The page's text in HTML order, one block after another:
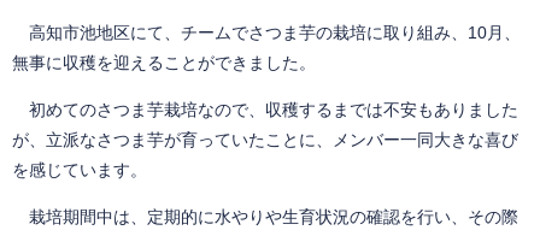
高知市池地区にて、チームでさつま芋の栽培に取り組み、10月、
無事に収穫を迎えることができました。
初めてのさつま芋栽培なので、収穫するまでは不安もありました
が、立派なさつま芋が育っていたことに、メンバー一同大きな喜び
を感じています。
栽培期間中は、定期的に水やりや生育状況の確認を行い、その際